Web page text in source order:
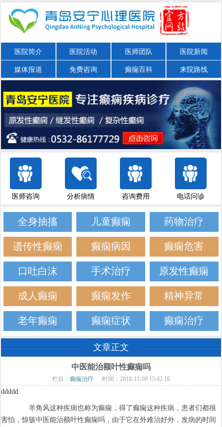
医院简介 医院活动 医师团队 医院新闻
媒体报道 免费咨询 癫痫百科 来院路线
医师咨询 分析病情 咨询费用 电话问诊
全身抽搐 儿童癫痫 药物治疗
遗传性癫痫 癫痫病因 癫痫危害
口吐白沫 手术治疗 原发性癫痫
成人癫痫 癫痫发作 精神异常
老年癫痫 癫痫症状 癫痫治疗
文章正文
中医能治额叶性癫痫吗
栏目： 癫痫治疗 时间：2018-11-09 15:42:16
ddddd
羊角风这种疾病也称为癫痫，得了癫痫这种疾病，患者们都很
害怕，惊骇中医能治额叶性癫痫吗，由于它在外难治好外，发病的时间